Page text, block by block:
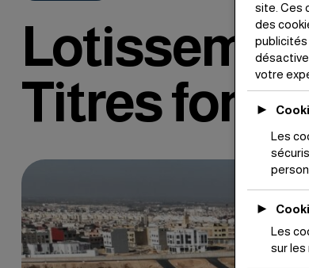
Titres
site. Ces
des
publicités
votre
►
Les
►
Les
sur